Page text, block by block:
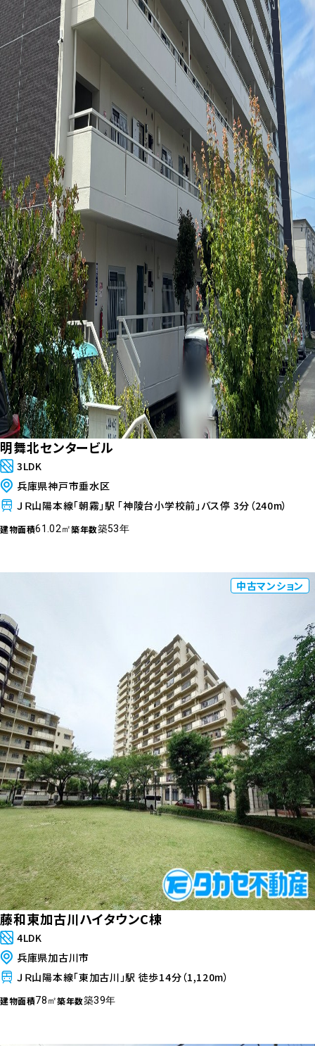
明舞北センタービル
3LDK
兵庫県神戸市垂水区
ＪＲ山陽本線「朝霧」駅 「神陵台小学校前」バス停 3分（240m）
建物面積61.02㎡築年数築53年
中古マンション
藤和東加古川ハイタウンC棟
4LDK
兵庫県加古川市
ＪＲ山陽本線「東加古川」駅 徒歩14分（1,120m）
建物面積78㎡築年数築39年